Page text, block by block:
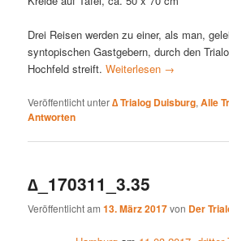
Drei Reisen werden zu einer, als man,
syntopischen Gastgebern, durch den
Hochfeld streift.Weiterlesen →
Veröffentlicht unter∆ Trialog Duisburg,Alle
Antworten
∆_170311_3.35
Veröffentlicht am13. März 2017von Der